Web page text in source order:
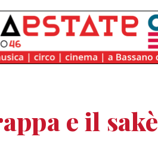
e il sakè